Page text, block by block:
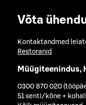
Võta
Kontaktandmed
Restoranid
Müügiteenindus,
0300 870 020
51 senti/kõne +